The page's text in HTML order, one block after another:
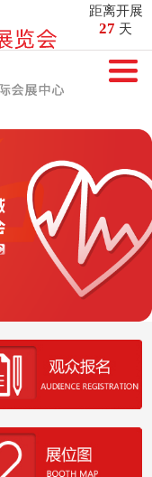
距离开展
27 天